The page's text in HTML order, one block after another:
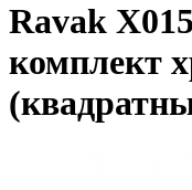
Ravak
комплект